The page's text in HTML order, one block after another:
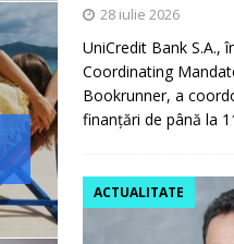
28 iulie 2026
UniCredit Bank S.A.,
Coordinating
Bookrunner, a
finanțări de până la
ACTUALITATE